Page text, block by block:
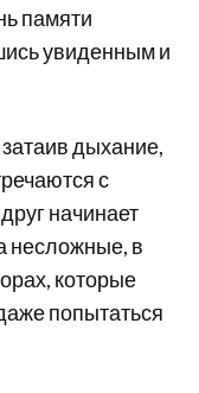
памяти
увиденным и
дыхание,
с
начинает
несложные, в
которые
попытаться